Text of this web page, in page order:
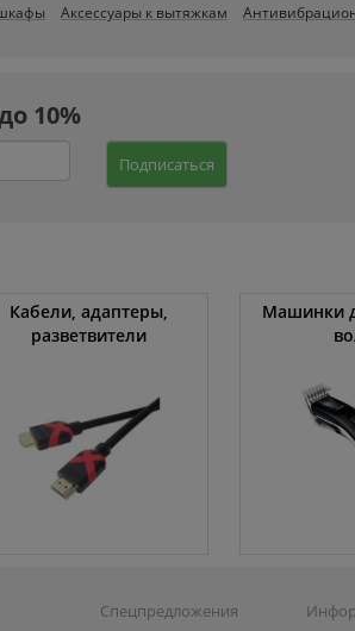
Аксессуары к вытяжкам
10%
Подписаться
Кабели, адаптеры,
разветвители
Машинки
Спецпредложения